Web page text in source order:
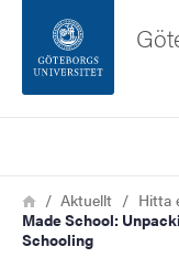
Sidfoten
Om webbplatsen
Länkstig
HemAktuellt Hitta
Made School:
Schooling